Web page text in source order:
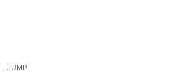
JUMP